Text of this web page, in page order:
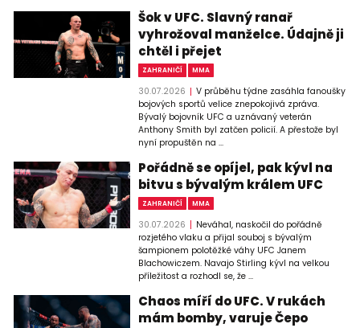
Šok v UFC. Slavný ranař
vyhrožoval manželce. Údajně ji
chtěl i přejet
ZAHRANIČÍ MMA
30.07.2026
V průběhu týdne zasáhla fanoušky
bojových sportů velice znepokojivá zpráva.
Bývalý bojovník UFC a uznávaný veterán
Anthony Smith byl zatčen policií. A přestože byl
nyní propuštěn na ...
Pořádně se opíjel, pak kývl na
bitvu s bývalým králem UFC
ZAHRANIČÍ MMA
30.07.2026
Neváhal, naskočil do pořádně
rozjetého vlaku a přijal souboj s bývalým
šampionem polotěžké váhy UFC Janem
Blachowiczem. Navajo Stirling kývl na velkou
příležitost a rozhodl se, že ...
Chaos míří do UFC. V rukách
mám bomby, varuje Čepo